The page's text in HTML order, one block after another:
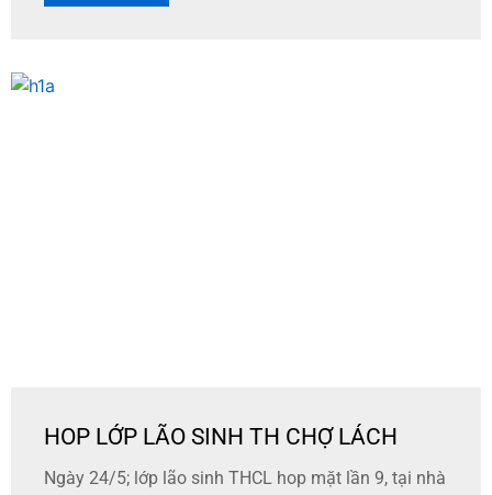
HOP LỚP LÃO SINH TH CHỢ LÁCH
Ngày 24/5; lớp lão sinh THCL hop mặt lần 9, tại nhà